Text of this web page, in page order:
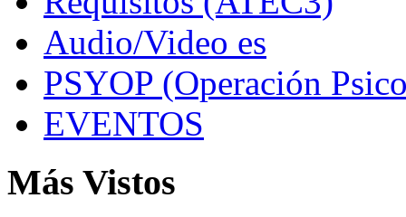
Audio/Video es
PSYOP (Operación
EVENTOS
Más Vistos